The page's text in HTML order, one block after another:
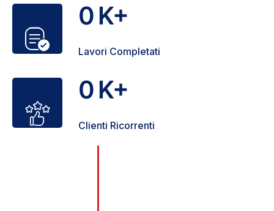
0K+
Lavori Completati
0K+
Clienti Ricorrenti